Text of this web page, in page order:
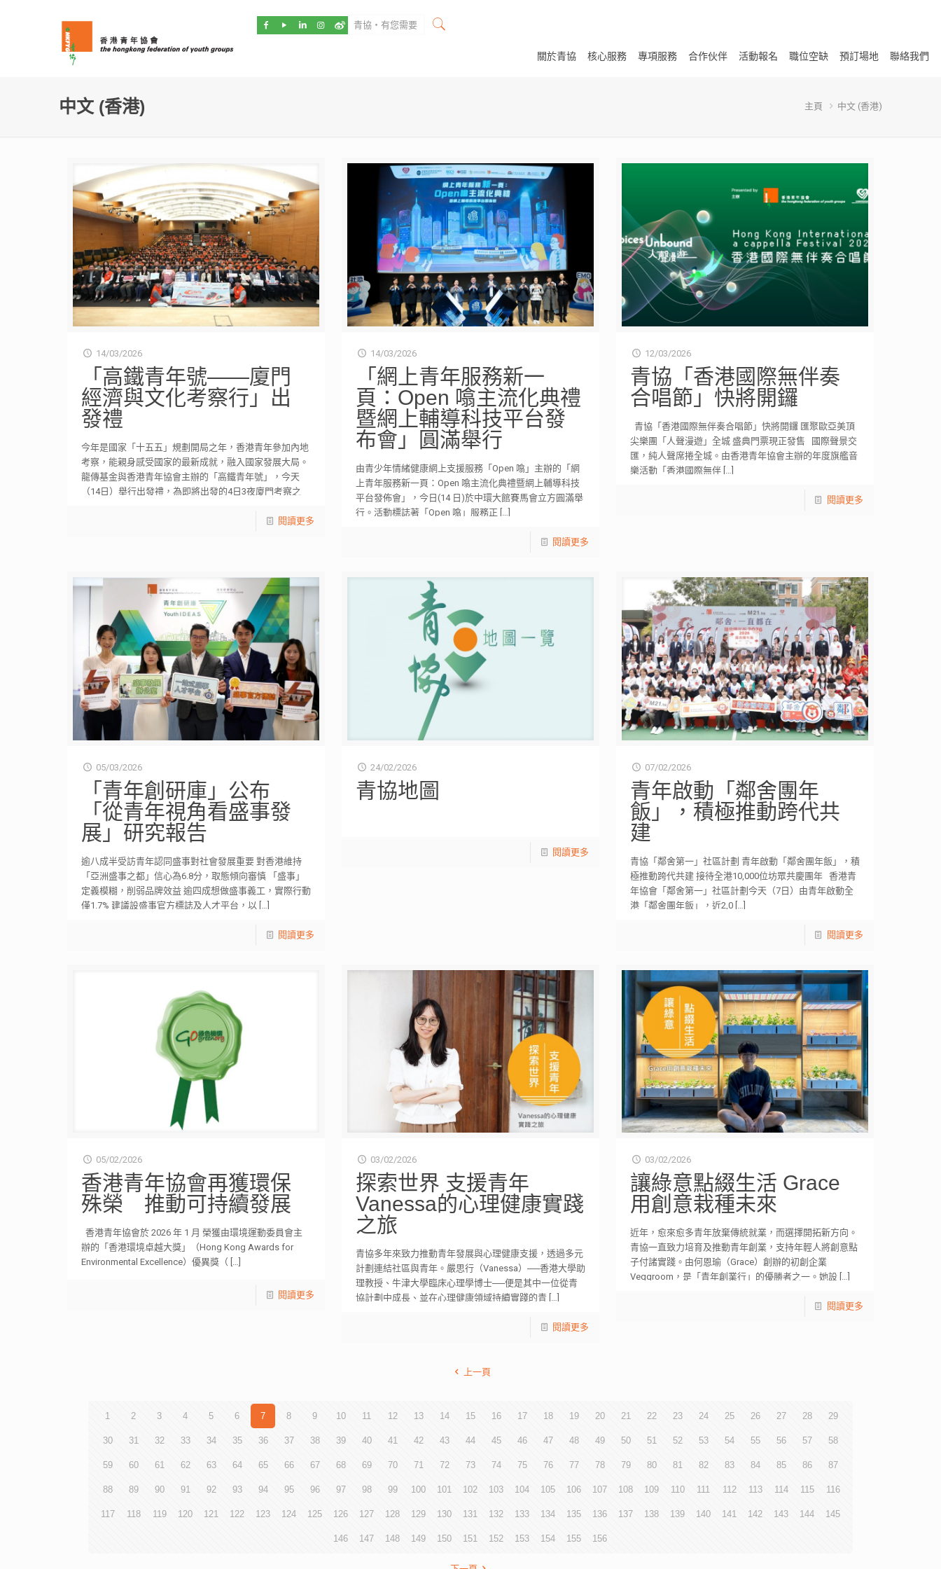
關於青協 核心服務 專項服務 合作伙伴 活動報名 職位空缺 預訂場地 聯絡我們
中文 (香港) 主頁 中文 (香港)
14/03/2026
「高鐵青年號——廈門
經濟與文化考察行」出
發禮
今年是國家「十五五」規劃開局之年，香港青年參加內地
考察，能親身感受國家的最新成就，融入國家發展大局。
龍傳基金與香港青年協會主辦的「高鐵青年號」，今天
（14日）舉行出發禮，為即將出發的4日3夜廈門考察之
閱讀更多
14/03/2026
「網上青年服務新一
頁：Open 噏主流化典禮
暨網上輔導科技平台發
布會」圓滿舉行
由青少年情緒健康網上支援服務「Open 噏」主辦的「網
上青年服務新一頁：Open 噏主流化典禮暨網上輔導科技
平台發佈會」，今日(14 日)於中環大館賽馬會立方圓滿舉
行。活動標誌著「Open 噏」服務正
閱讀更多
12/03/2026
青協「香港國際無伴奏
合唱節」快將開鑼
青協「香港國際無伴奏合唱節」快將開鑼 匯聚歐亞美頂
尖樂團「人聲漫遊」全城 盛典門票現正發售 國際聲景交
匯，純人聲席捲全城。由香港青年協會主辦的年度旗艦音
樂活動「香港國際無伴[…]
閱讀更多
05/03/2026
「青年創研庫」公布
「從青年視角看盛事發
展」研究報告
逾八成半受訪青年認同盛事對社會發展重要 對香港維持
「亞洲盛事之都」信心為6.8分，取態傾向審慎 「盛事」
定義模糊，削弱品牌效益 逾四成想做盛事義工，實際行動
僅1.7% 建議設盛事官方標誌及人才平台，以 […]
閱讀更多
24/02/2026
青協地圖
閱讀更多
07/02/2026
青年啟動「鄰舍團年
飯」，積極推動跨代共
建
青協「鄰舍第一」社區計劃 青年啟動「鄰舍團年飯」，積
極推動跨代共建 接待全港10,000位坊眾共慶團年 香港青
年協會「鄰舍第一」社區計劃今天（7日）由青年啟動全
港「鄰舍團年飯」，近2,0[…]
閱讀更多
05/02/2026
香港青年協會再獲環保
殊榮 推動可持續發展
香港青年協會於 2026 年 1 月 榮獲由環境運動委員會主
辦的「香港環境卓越大獎」（Hong Kong Awards for
Environmental Excellence）優異獎（ […]
閱讀更多
03/02/2026
探索世界 支援青年
Vanessa的心理健康實踐
之旅
青協多年來致力推動青年發展與心理健康支援，透過多元
計劃連結社區與青年。嚴思行（Vanessa）──香港大學助
理教授、牛津大學臨床心理學博士──便是其中一位從青
協計劃中成長、並在心理健康領域持續實踐的青[…]
閱讀更多
03/02/2026
讓綠意點綴生活 Grace
用創意栽種未來
近年，愈來愈多青年放棄傳統就業，而選擇開拓新方向。
青協一直致力培育及推動青年創業，支持年輕人將創意點
子付諸實踐。由何恩瑜（Grace）創辦的初創企業
Veggroom，是「青年創業行」的優勝者之一。她設[…]
閱讀更多
上一頁
1 2 3 4 5 6 7 8 9 10 11 12 13 14 15 16 17 18 19 20 21 22 23 24 25 26 27 28 29
30 31 32 33 34 35 36 37 38 39 40 41 42 43 44 45 46 47 48 49 50 51 52 53 54 55 56 57 58
59 60 61 62 63 64 65 66 67 68 69 70 71 72 73 74 75 76 77 78 79 80 81 82 83 84 85 86 87
88 89 90 91 92 93 94 95 96 97 98 99 100 101 102 103 104 105 106 107 108 109 110 111 112 113 114 115 116
117 118 119 120 121 122 123 124 125 126 127 128 129 130 131 132 133 134 135 136 137 138 139 140 141 142 143 144 145
146 147 148 149 150 151 152 153 154 155 156